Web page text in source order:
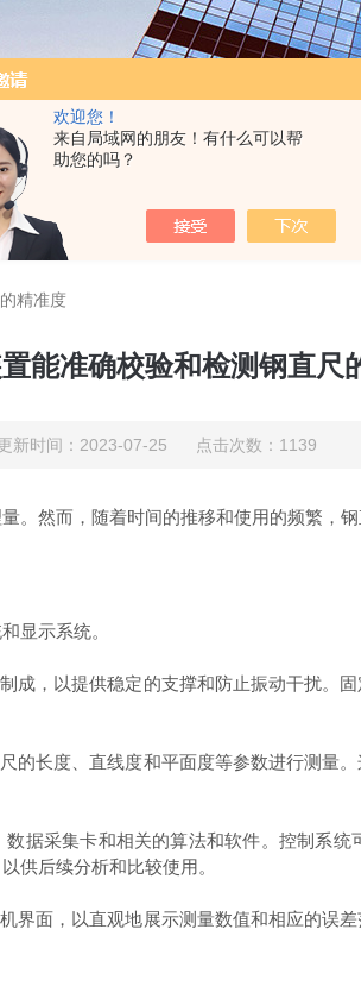
欢迎您！
来自局域网的朋友！有什么可以帮
助您的吗？
式三向车削测力仪,压电式三向切削力测试系统
精准度
能准确校验和检测钢直尺
新时间：2023-07-25 点击次数：1139
然而，随着时间的推移和使用的频繁，
显示系统。
，以提供稳定的支撑和防止振动干扰。
长度、直线度和平面度等参数进行测量。
采集卡和相关的算法和软件。控制系统
供后续分析和比较使用。
面，以直观地展示测量数值和相应的误